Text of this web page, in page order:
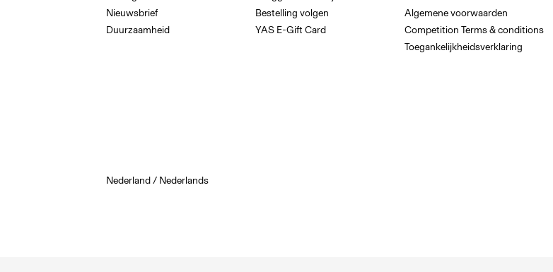
Nieuwsbrief
Duurzaamheid
Bestelling volgen
YAS E-Gift Card
Algemene voorwaarden
Competition Terms & conditions
Toegankelijkheidsverklaring
Nederland / Nederlands